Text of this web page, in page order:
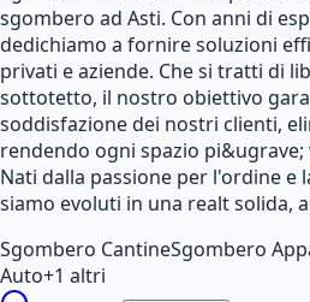
sgombero ad Asti. Con anni di
dedichiamo a fornire soluzioni
privati e aziende. Che si tratti di
sottotetto, il nostro obiettivo
soddisfazione dei nostri clienti,
rendendo ogni spazio
Nati dalla passione per l'ordine e
siamo evoluti in una realt solida,
Sgombero CantineSgombero
Auto+1 altri